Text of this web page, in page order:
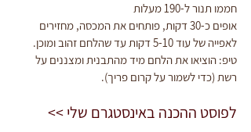
‎חממו תנור ל-190 מעלות
אופים כ-30 דקות, פותחים את המכסה, מחזירים
לאפייה של עוד 5-10 דקות עד שהלחם זהוב ומוכן.
טיפ: הוציאו את הלחם מיד מהתבנית ומצננים על
רשת (כדי לשמור על קרום פריך).
לפוסט ההכנה באינסטגרם שלי >>